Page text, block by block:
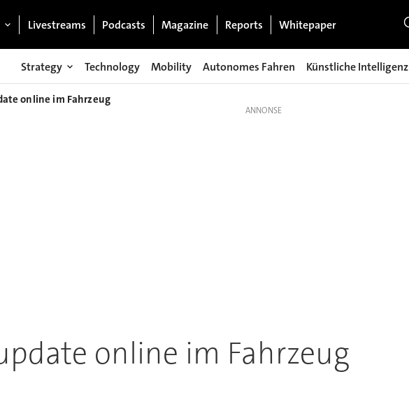
Livestreams Podcasts Magazine Reports Whitepaper
Strategy Technology Mobility Autonomes Fahren Künstliche Intelligenz
online im Fahrzeug
online im Fahrzeug